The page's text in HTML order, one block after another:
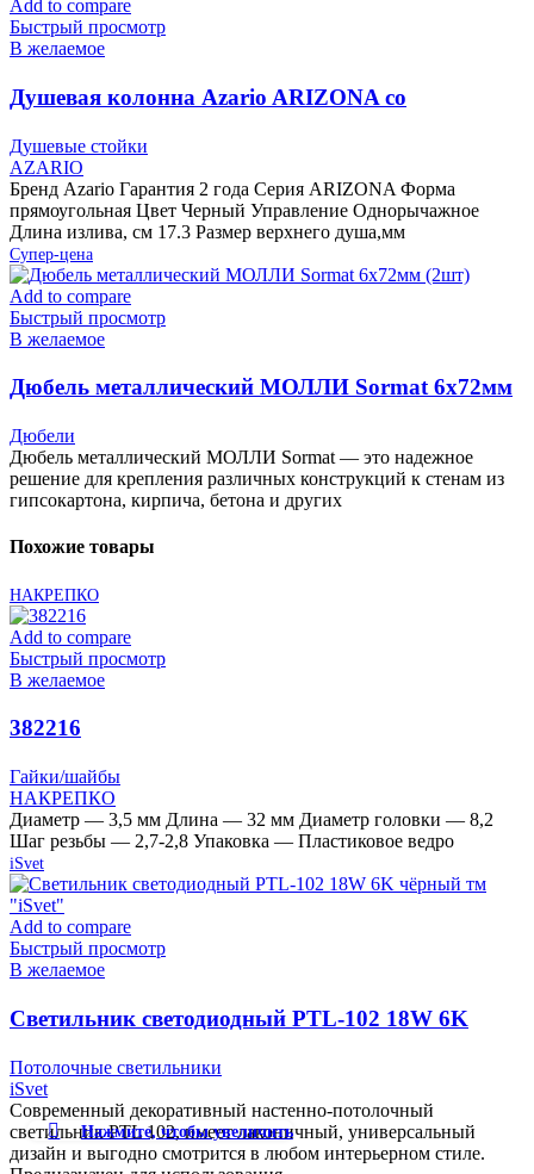
Нажмите, чтобы увеличить
Add to compare
Быстрый просмотр
В желаемое
Душевая колонна Azario ARIZONA со
прямоугольная, черный
Душевые стойки
AZARIO
Бренд Azario Гарантия 2 года Серия ARIZONA Форма
прямоугольная Цвет Черный Управление Однорычажное
Длина излива, см 17.3 Размер верхнего душа,мм
Супер-цена
Add to compare
Быстрый просмотр
В желаемое
Дюбель металлический МОЛЛИ Sormat 6х72мм
Дюбели
Дюбель металлический МОЛЛИ Sormat — это надежное
решение для крепления различных конструкций к стенам из
гипсокартона, кирпича, бетона и других
Похожие товары
НАКРЕПКО
Add to compare
Быстрый просмотр
В желаемое
382216
Гайки/шайбы
НАКРЕПКО
Диаметр — 3,5 мм Длина — 32 мм Диаметр головки — 8,2
Шаг резьбы — 2,7-2,8 Упаковка — Пластиковое ведро
iSvet
Add to compare
Быстрый просмотр
В желаемое
Cветильник светодиодный PTL-102 18W 6K
Потолочные светильники
iSvet
Современный декоративный настенно-потолочный
светильник PTL 102, имеет лаконичный, универсальный
дизайн и выгодно смотрится в любом интерьерном стиле.